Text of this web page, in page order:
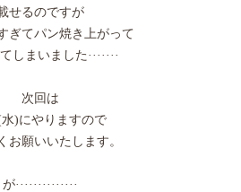
せるのですが
ぎてパン焼き上がって
しまいました·······
次回は
水)にやりますので
お願いいたします。
が··············